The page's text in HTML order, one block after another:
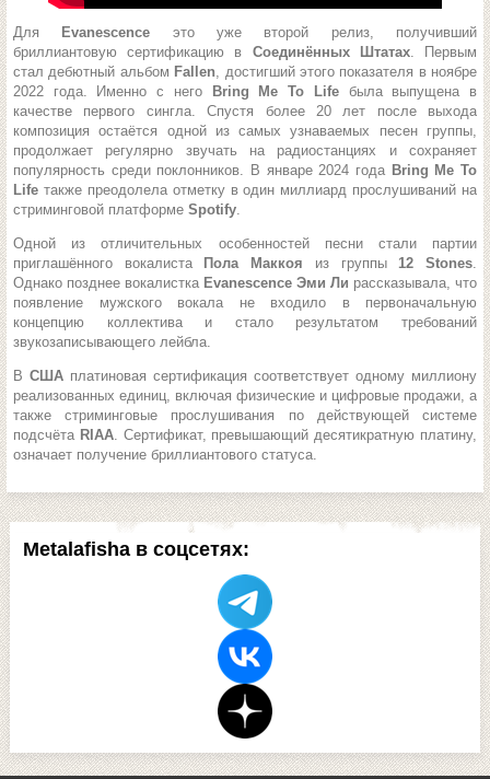
Metalafisha в соцсетях:
Для Evanescence это уже второй релиз, получивший
бриллиантовую сертификацию в Соединённых Штатах. Первым
стал дебютный альбом Fallen, достигший этого показателя в ноябре
2022 года. Именно с него
Bring Me To Life была выпущена в
качестве первого сингла. Спустя более 20 лет после выхода
композиция остаётся одной из самых узнаваемых песен группы,
продолжает регулярно звучать на радиостанциях и сохраняет
популярность среди поклонников. В январе 2024 года Bring Me To
Life также преодолела отметку в один миллиард прослушиваний на
стриминговой платформе Spotify.
Одной из отличительных особенностей песни стали партии
приглашённого вокалиста
Пола Маккоя из группы12 Stones.
Однако позднее вокалистка Evanescence Эми Ли рассказывала, что
появление мужского вокала не входило в первоначальную
концепцию коллектива и стало результатом требований
звукозаписывающего лейбла.
В США платиновая сертификация соответствует одному миллиону
реализованных единиц, включая физические и цифровые продажи, а
также стриминговые прослушивания по действующей системе
подсчёта RIAA. Сертификат, превышающий десятикратную платину,
означает получение бриллиантового статуса.